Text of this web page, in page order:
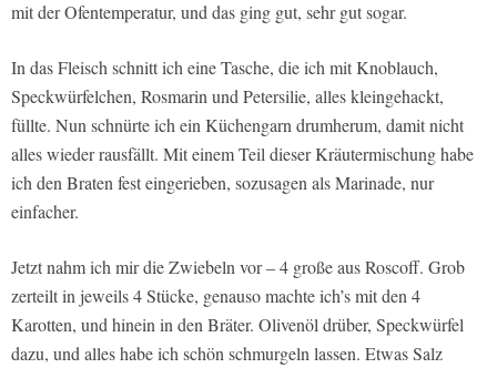
mit der Ofentemperatur, und das ging gut, sehr gut sogar.
In das Fleisch schnitt ich eine Tasche, die ich mit Knoblauch,
Speckwürfelchen, Rosmarin und Petersilie, alles kleingehackt,
füllte. Nun schnürte ich ein Küchengarn drumherum, damit nicht
alles wieder rausfällt. Mit einem Teil dieser Kräutermischung habe
ich den Braten fest eingerieben, sozusagen als Marinade, nur
einfacher.
Jetzt nahm ich mir die Zwiebeln vor – 4 große aus Roscoff. Grob
zerteilt in jeweils 4 Stücke, genauso machte ich’s mit den 4
Karotten, und hinein in den Bräter. Olivenöl drüber, Speckwürfel
dazu, und alles habe ich schön schmurgeln lassen. Etwas Salz